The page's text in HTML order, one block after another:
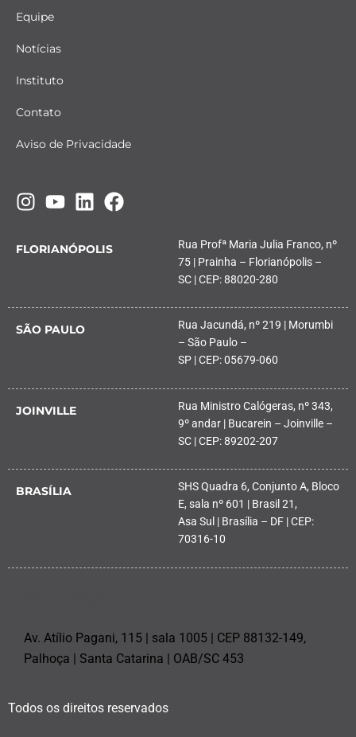
Equipe
Notícias
Instituto
Contato
Aviso de Privacidade
FLORIANÓPOLIS
Rua Profª Maria Julia Franco, nº
75 | Prainha – Florianópolis –
SC | CEP: 88020-280
SÃO PAULO
Rua Jacundá, nº 219 | Morumbi
– São Paulo –
SP | CEP: 05679-060
JOINVILLE
Rua Ministro Calógeras, nº 343,
9º andar | Bucarein – Joinville –
SC | CEP: 89202-207
BRASÍLIA
SHS Quadra 6, Conjunto A, Bloco
E, sala nº 601 | Brasil 21,
Asa Sul | Brasília – DF | CEP:
70316-10
Av. Atílio Pagani, 115 | sala 1005 | CEP 88132-149,
Palhoça | Santa Catarina | OAB/SC 453
Todos os direitos reservados